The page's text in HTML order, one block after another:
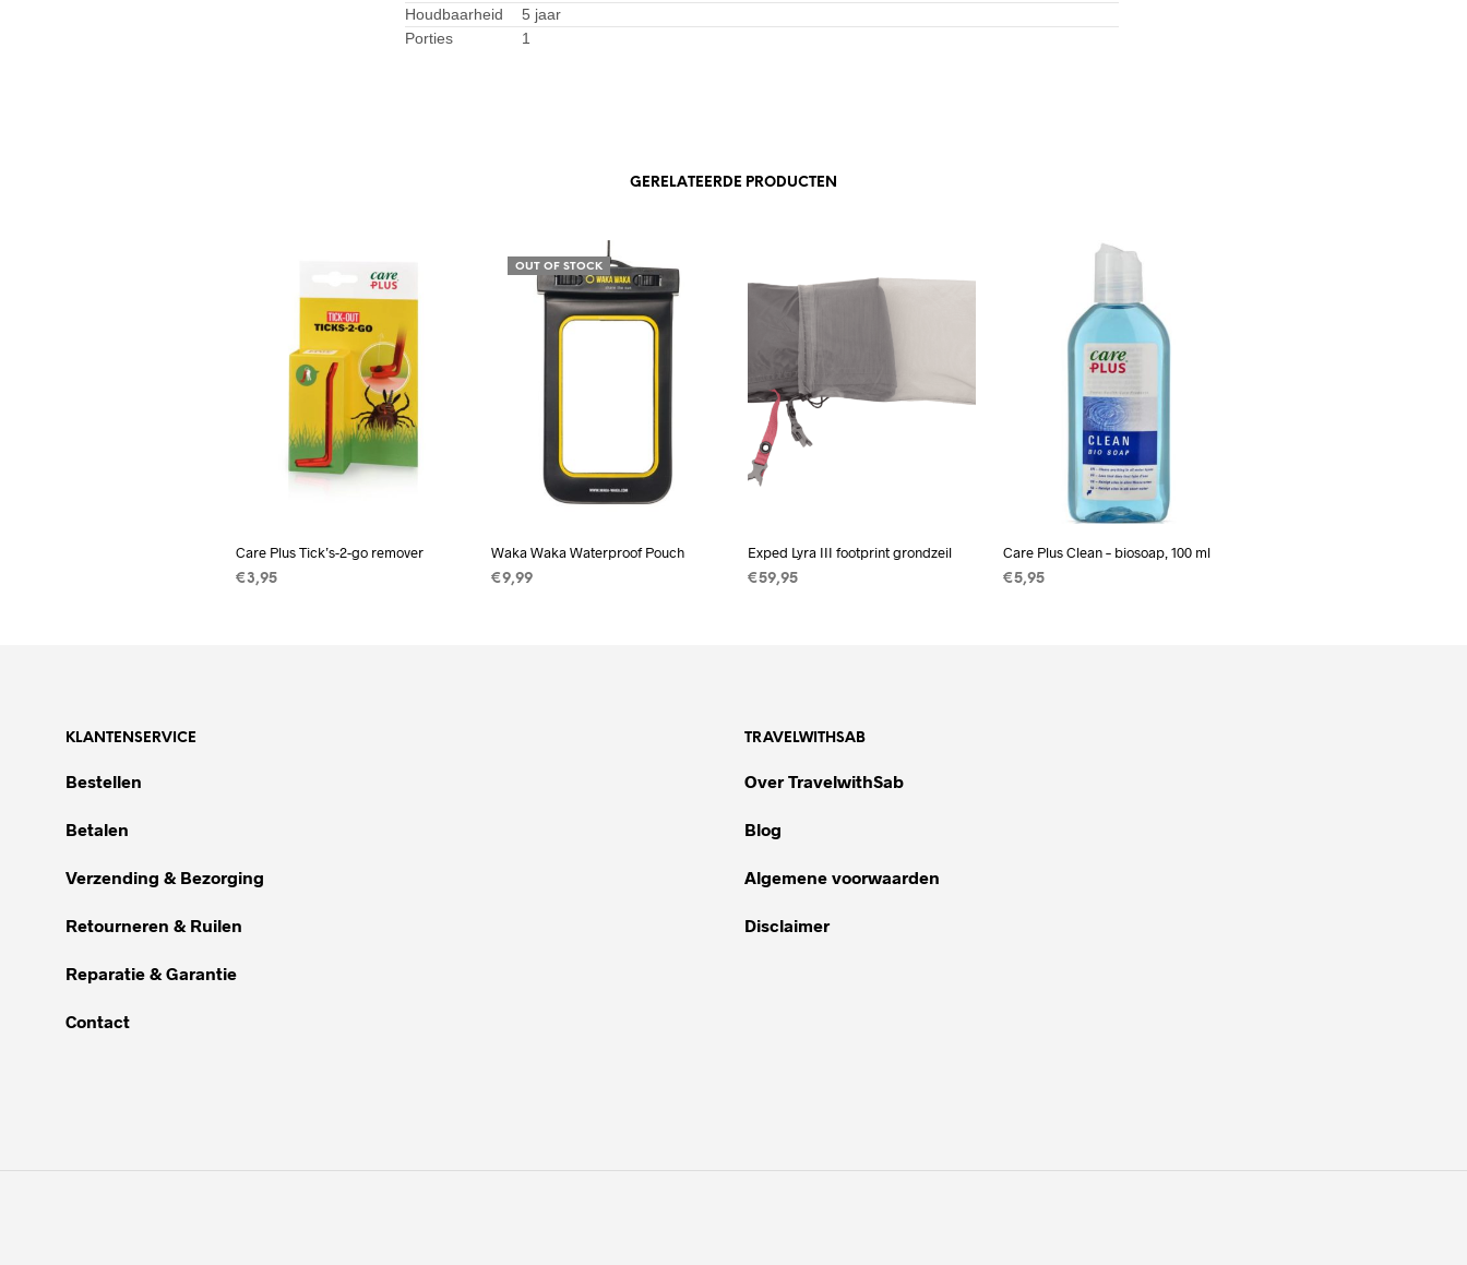
Houdbaarheid
5 jaar
Porties
1
GERELATEERDE PRODUCTEN
Care Plus Tick’s-2-go remover
€3,95
OUT OF STOCK
Waka Waka Waterproof Pouch
€9,99
Exped Lyra III footprint grondzeil
€59,95
Care Plus Clean – biosoap, 100 ml
€5,95
KLANTENSERVICE
Bestellen
Betalen
Verzending & Bezorging
Retourneren & Ruilen
Reparatie & Garantie
Contact
TRAVELWITHSAB
Over TravelwithSab
Blog
Algemene voorwaarden
Disclaimer